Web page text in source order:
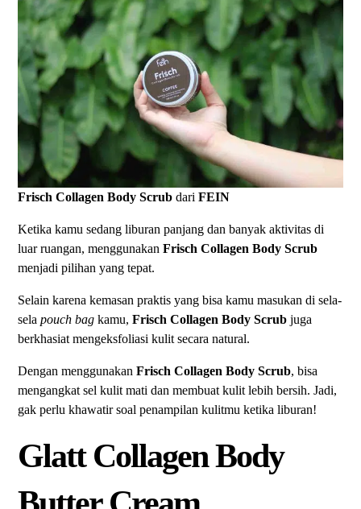
Frisch Collagen Body Scrub dariFEIN
Ketika kamu sedang liburan panjang dan banyak aktivitas di
luar ruangan, menggunakanFrisch Collagen Body Scrub
menjadi pilihan yang tepat.
Selain karena kemasan praktis yang bisa kamu masukan di sela-
selapouch bag kamu,Frisch Collagen Body Scrub juga
berkhasiat mengeksfoliasi kulit secara natural.
Dengan menggunakanFrisch Collagen Body Scrub, bisa
mengangkat sel kulit mati dan membuat kulit lebih bersih. Jadi,
gak perlu khawatir soal penampilan kulitmu ketika liburan!
Glatt Collagen Body